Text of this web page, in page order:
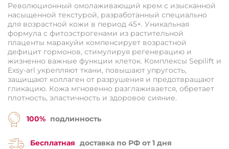
Революционный омолаживающий крем с изысканной
насыщенной текстурой, разработанный специально
для возрастной кожи в период 45+. Уникальная
формула с фитоэстрогенами из растительной
плаценты маракуйи компенсирует возрастной
дефицит гормонов, стимулируя регенерацию и
жизненно важные функции клеток. Комплексы Sepilift и
Exsy-arl укрепляют ткани, повышают упругость,
защищают коллаген от разрушения и предотвращают
гликацию. Кожа мгновенно разглаживается, обретает
плотность, эластичность и здоровое сияние.
100% подлинность
Бесплатная доставка по РФ от 1 дня